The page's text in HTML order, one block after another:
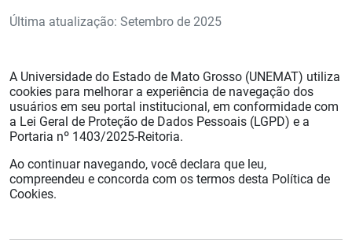
Última atualização: Setembro de 2025
A Universidade do Estado de Mato Grosso (UNEMAT) utiliza
cookies para melhorar a experiência de navegação dos
usuários em seu portal institucional, em conformidade com
a Lei Geral de Proteção de Dados Pessoais (LGPD) e a
Portaria nº 1403/2025-Reitoria.
Ao continuar navegando, você declara que leu,
compreendeu e concorda com os termos desta Política de
Cookies.